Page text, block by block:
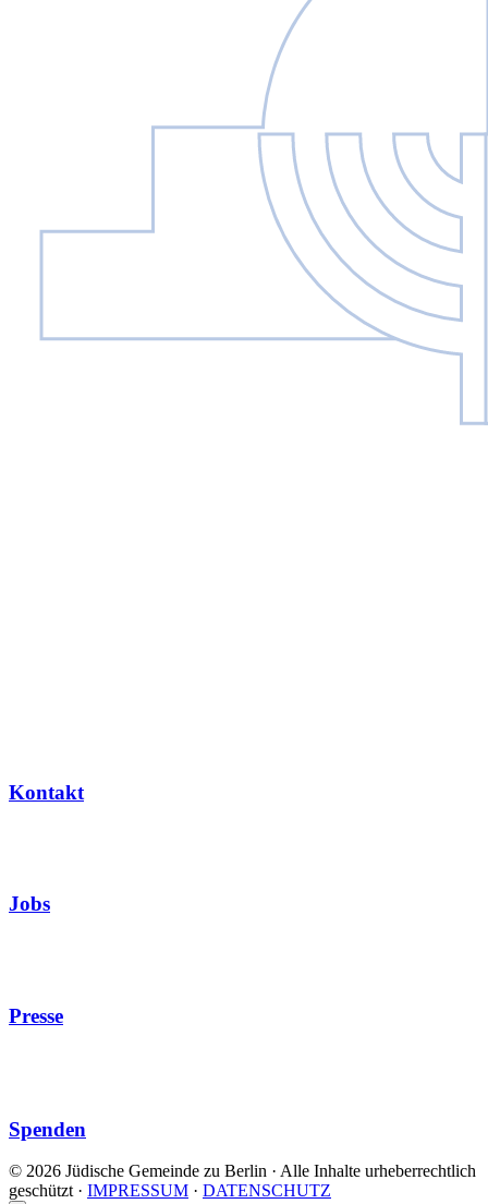
Kontakt
Jobs
Presse
Spenden
© 2026 Jüdische Gemeinde zu Berlin · Alle Inhalte urheberrechtlich
geschützt · IMPRESSUM · DATENSCHUTZ